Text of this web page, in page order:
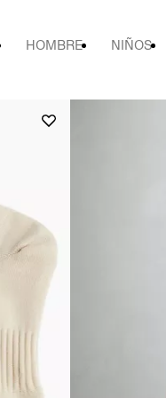
HOMBRE NIÑOS